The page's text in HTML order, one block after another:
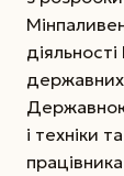
Державною
і техніки